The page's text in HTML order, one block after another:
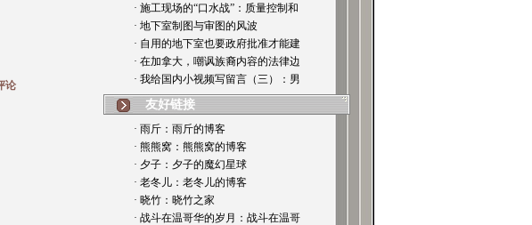
论
· 施工现场的“口水战”：质量控制和
· 地下室制图与审图的风波
· 自用的地下室也要政府批准才能建
· 在加拿大，嘲讽族裔内容的法律边
· 我给国内小视频写留言（三）：男
友好链接
· 雨斤：雨斤的博客
· 熊熊窝：熊熊窝的博客
· 夕子：夕子的魔幻星球
· 老冬儿：老冬儿的博客
· 晓竹：晓竹之家
· 战斗在温哥华的岁月：战斗在温哥